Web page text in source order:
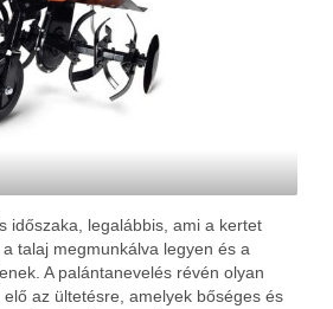
időszaka, legalábbis, ami a kertet
talaj megmunkálva legyen és a
A palántanevelés révén olyan
az ültetésre, amelyek bőséges és